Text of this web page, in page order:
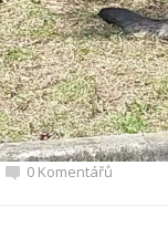
0 Komentářů